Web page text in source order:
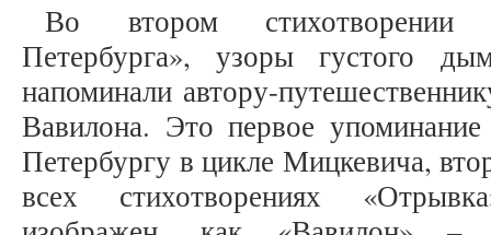
Во втором стихотворении
Петербурга», узоры густого
напоминали автору-
Вавилона. Это первое
Петербургу в цикле Мицкевича,
всех стихотворениях